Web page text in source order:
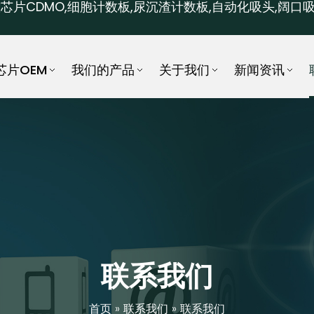
片CDMO,细胞计数板,尿沉渣计数板,自动化吸头,阔口
片OEM 我们的产品 关于我们 新闻资讯
联系我们
首页 » 联系我们 » 联系我们